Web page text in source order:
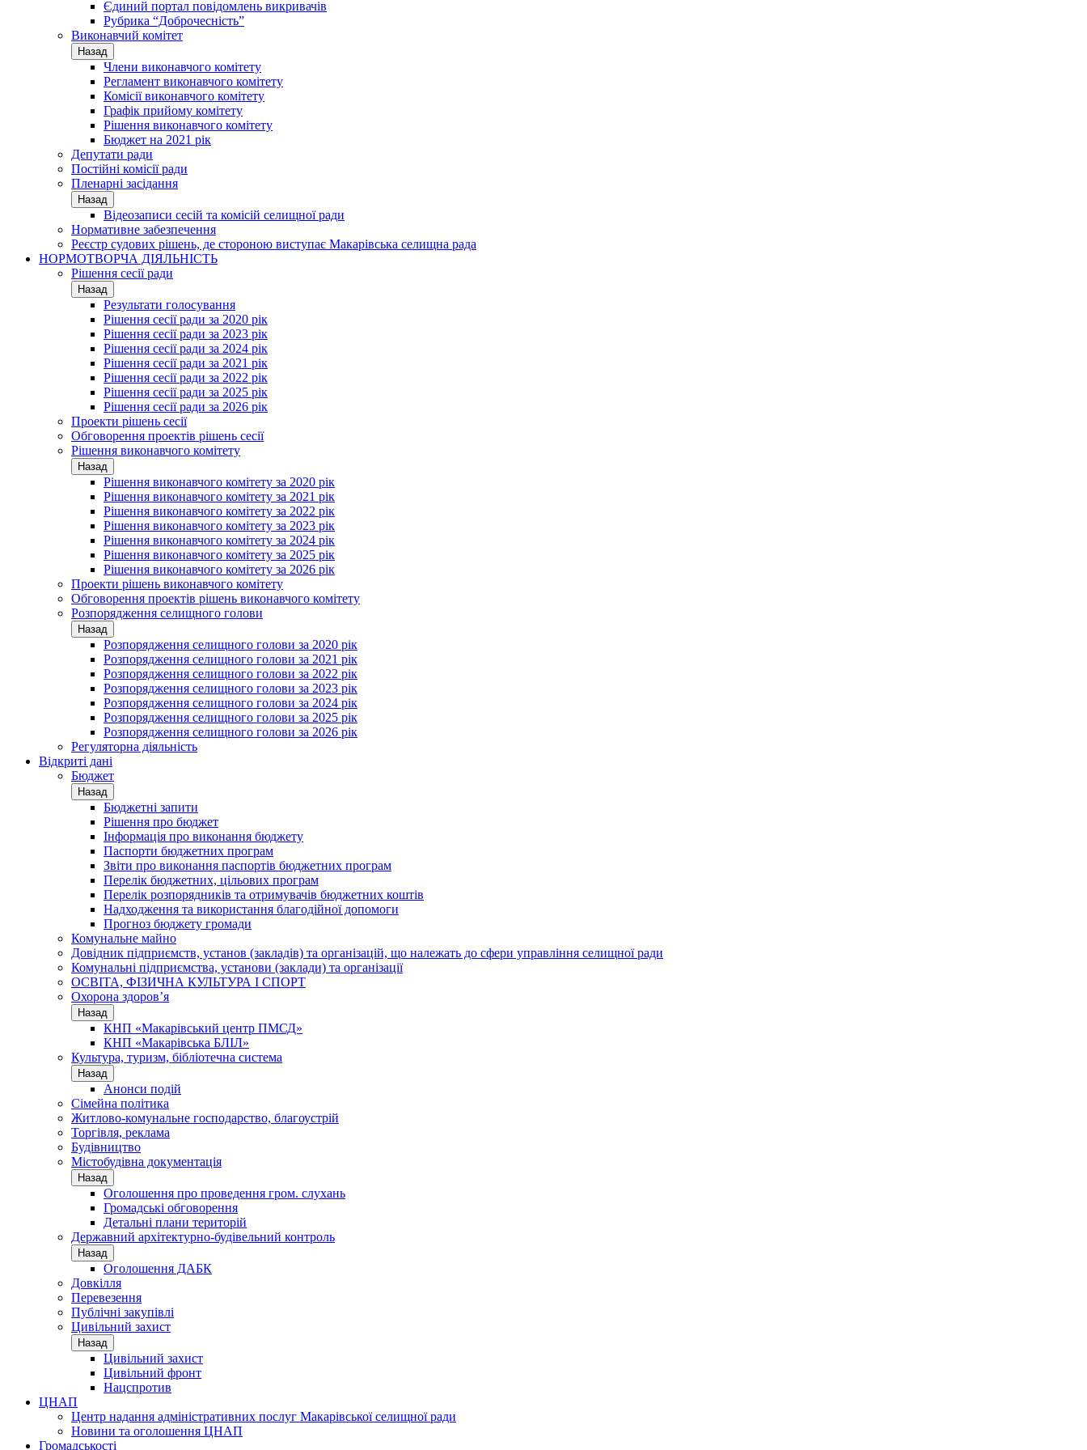
Єдиний портал повідомлень викривачів
Рубрика “Доброчесність”
Виконавчий комітет
Назад
Члени виконавчого комітету
Регламент виконавчого комітету
Комісії виконавчого комітету
Графік прийому комітету
Рішення виконавчого комітету
Бюджет на 2021 рік
Депутати ради
Постійні комісії ради
Пленарні засідання
Назад
Відеозаписи сесій та комісій селищної ради
Нормативне забезпечення
Реєстр судових рішень, де стороною виступає Макарівська селищна рада
НОРМОТВОРЧА ДІЯЛЬНІСТЬ
Рішення сесії ради
Назад
Результати голосування
Рішення сесії ради за 2020 рік
Рішення сесії ради за 2023 рік
Рішення сесії ради за 2024 рік
Рішення сесії ради за 2021 рік
Рішення сесії ради за 2022 рік
Рішення сесії ради за 2025 рік
Рішення сесії ради за 2026 рік
Проекти рішень сесії
Обговорення проектів рішень сесії
Рішення виконавчого комітету
Назад
Рішення виконавчого комітету за 2020 рік
Рішення виконавчого комітету за 2021 рік
Рішення виконавчого комітету за 2022 рік
Рішення виконавчого комітету за 2023 рік
Рішення виконавчого комітету за 2024 рік
Рішення виконавчого комітету за 2025 рік
Рішення виконавчого комітету за 2026 рік
Проекти рішень виконавчого комітету
Обговорення проектів рішень виконавчого комітету
Розпорядження селищного голови
Назад
Розпорядження селищного голови за 2020 рік
Розпорядження селищного голови за 2021 рік
Розпорядження селищного голови за 2022 рік
Розпорядження селищного голови за 2023 рік
Розпорядження селищного голови за 2024 рік
Розпорядження селищного голови за 2025 рік
Розпорядження селищного голови за 2026 рік
Регуляторна діяльність
Відкриті дані
Бюджет
Назад
Бюджетні запити
Рішення про бюджет
Інформація про виконання бюджету
Паспорти бюджетних програм
Звіти про виконання паспортів бюджетних програм
Перелік бюджетних, цільових програм
Перелік розпорядників та отримувачів бюджетних коштів
Надходження та використання благодійної допомоги
Прогноз бюджету громади
Комунальне майно
Довідник підприємств, установ (закладів) та організацій, що належать до сфери управління селищної ради
Комунальні підприємства, установи (заклади) та організації
ОСВІТА, ФІЗИЧНА КУЛЬТУРА І СПОРТ
Охорона здоров’я
Назад
КНП «Макарівський центр ПМСД»
КНП «Макарівська БЛІЛ»
Культура, туризм, бібліотечна система
Назад
Анонси подій
Сімейна політика
Житлово-комунальне господарство, благоустрій
Торгівля, реклама
Будівництво
Містобудівна документація
Назад
Оголошення про проведення гром. слухань
Громадські обговорення
Детальні плани територій
Державний архітектурно-будівельний контроль
Назад
Оголошення ДАБК
Довкілля
Перевезення
Публічні закупівлі
Цивільний захист
Назад
Цивільний захист
Цивільний фронт
Нацспротив
ЦНАП
Центр надання адміністративних послуг Макарівської селищної ради
Новини та оголошення ЦНАП
Громадськості